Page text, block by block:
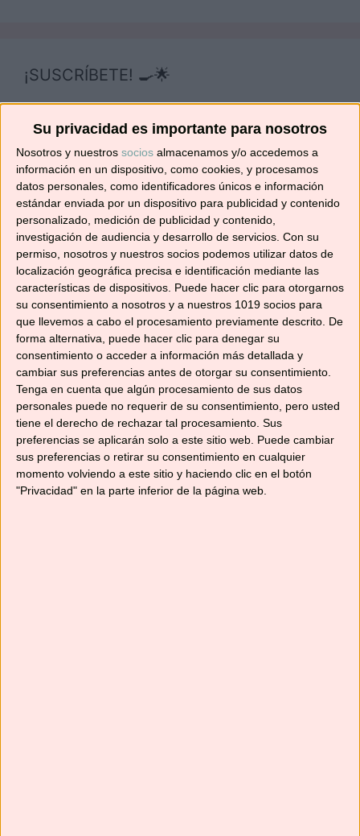
Su privacidad es importante para nosotros
Nosotros y nuestros socios almacenamos y/o accedemos a
información en un dispositivo, como cookies, y procesamos
datos personales, como identificadores únicos e información
estándar enviada por un dispositivo para publicidad y contenido
personalizado, medición de publicidad y contenido,
investigación de audiencia y desarrollo de servicios. Con su
permiso, nosotros y nuestros socios podemos utilizar datos de
localización geográfica precisa e identificación mediante las
características de dispositivos. Puede hacer clic para otorgarnos
su consentimiento a nosotros y a nuestros 1019 socios para
que llevemos a cabo el procesamiento previamente descrito. De
forma alternativa, puede hacer clic para denegar su
consentimiento o acceder a información más detallada y
cambiar sus preferencias antes de otorgar su consentimiento.
Tenga en cuenta que algún procesamiento de sus datos
personales puede no requerir de su consentimiento, pero usted
tiene el derecho de rechazar tal procesamiento. Sus
preferencias se aplicarán solo a este sitio web. Puede cambiar
sus preferencias o retirar su consentimiento en cualquier
momento volviendo a este sitio y haciendo clic en el botón
"Privacidad" en la parte inferior de la página web.
¡SUSCRÍBETE! 🍳🌟
Suscríbete ahora para recibir todas las recetas
en tu correo.
¡No te pierdas ninguna! 👩‍🍳👨‍🍳
Dirección
de
correo
electrónico
Suscribir
YouTube